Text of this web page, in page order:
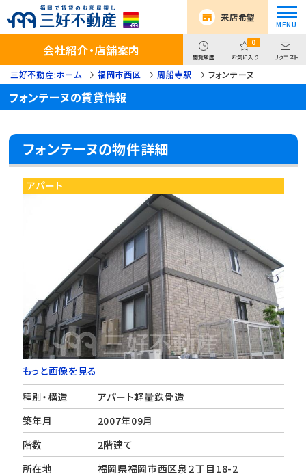
来店希望
会社紹介・店舗案内 閲覧履歴
0
お気に入り リクエスト
三好不動産:ホーム 福岡市西区 周船寺駅 フォンテーヌ
フォンテーヌの賃貸情報
フォンテーヌの物件詳細
アパート
もっと画像を見る
種別・構造
アパート軽量鉄骨造
築年月
2007年09月
階数
2階建て
所在地
福岡県福岡市西区泉２丁目18-2